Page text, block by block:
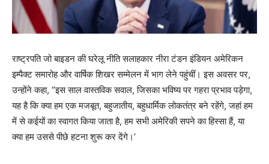
राष्ट्रपति जो बाइडन की घरेलू नीति सलाहकार नीरा टंडन इंडियन अमेरिकन
इम्पैक्ट समारोह और वार्षिक शिखर सम्मेलन में भाग लेने पहुंचीं। इस अवसर पर,
उन्होंने कहा, “इस साल वास्तविक सवाल, जिसका भविष्य पर गहरा प्रभाव पड़ेगा,
यह है कि क्या हम एक मजबूत, बहुजातीय, बहुधार्मिक लोकतंत्र बने रहेंगे, जहां हम
में से कईयों का स्वागत किया जाता है, हम सभी अमेरिकी सपने का हिस्सा हैं, या
क्या हम उससे पीछे हटना शुरू कर देंगे।’